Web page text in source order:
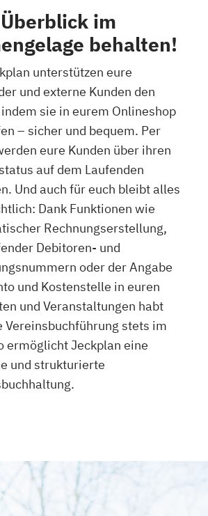
im
behalten!
unterstützen eure
und externe Kunden den
sie in eurem Onlineshop
– sicher und bequem. Per
eure Kunden über ihren
auf dem Laufenden
Und auch für euch bleibt alles
Dank Funktionen wie
Rechnungserstellung,
Debitoren- und
oder der Angabe
und Kostenstelle in euren
und Veranstaltungen habt
Vereinsbuchführung stets im
ermöglicht Jeckplan eine
und strukturierte